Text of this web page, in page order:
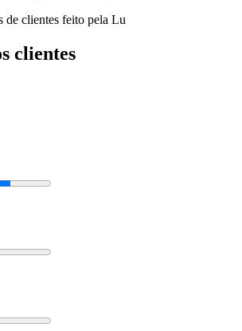
de clientes feito pela Lu
clientes